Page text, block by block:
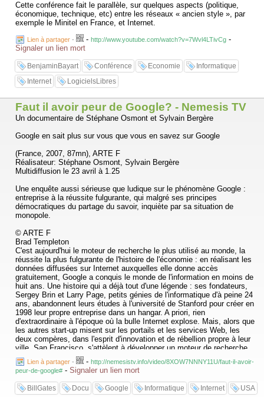
Cette conférence fait le parallèle, sur quelques aspects (politique,
économique, technique, etc) entre les réseaux « ancien style », par
exemple le Minitel en France, et Internet.
Lien à partager - - http://www.youtube.com/watch?v=7Wvl4LTivCg -
Signaler un lien mort
BenjaminBayart Conférence Economie
Informatique
Internet
LogicielsLibres
Faut il avoir peur de Google? - Nemesis TV
Un documentaire de Stéphane Osmont et Sylvain Bergère
Google en sait plus sur vous que vous en savez sur Google
(France, 2007, 87mn), ARTE F
Réalisateur: Stéphane Osmont, Sylvain Bergère
Multidiffusion le 23 avril à 1.25
Une enquête aussi sérieuse que ludique sur le phénomène Google :
entreprise à la réussite fulgurante, qui malgré ses principes
démocratiques du partage du savoir, inquiète par sa situation de
monopole.
© ARTE F
Brad Templeton
C'est aujourd'hui le moteur de recherche le plus utilisé au monde, la
réussite la plus fulgurante de l'histoire de l'économie : en réalisant les
données diffusées sur Internet auxquelles elle donne accès
gratuitement, Google a conquis le monde de l'information en moins de
huit ans. Une histoire qui a déjà tout d'une légende : ses fondateurs,
Sergey Brin et Larry Page, petits génies de l'informatique d'à peine 24
ans, abandonnent leurs études à l'université de Stanford pour créer en
1998 leur propre entreprise dans un hangar. A priori, rien
d'extraordinaire à l'époque où la bulle Internet explose. Mais, alors que
les autres start-up misent sur les portails et les services Web, les
deux compères, dans l'esprit d'innovation et de rébellion propre à leur
ville, San Francisco, s'attèlent à développer un moteur de recherche
puissant basé sur les algorithmes et développent des liens
sponsorisés pour ne pas polluer leur page d'accueil d'un blanc
immaculé… Leur philosophie se veut éthique et anticonformiste, leur
management basé sur la créativité de leurs employés et le refus des
lois de Wall Street. Un modèle de société néanmoins très capitaliste et
Lien à partager - - http://nemesistv.info/video/8XOW7NNNY11U/faut-il-avoir-
peur-de-google# - Signaler un lien mort
BillGates Docu Google Informatique Internet USA